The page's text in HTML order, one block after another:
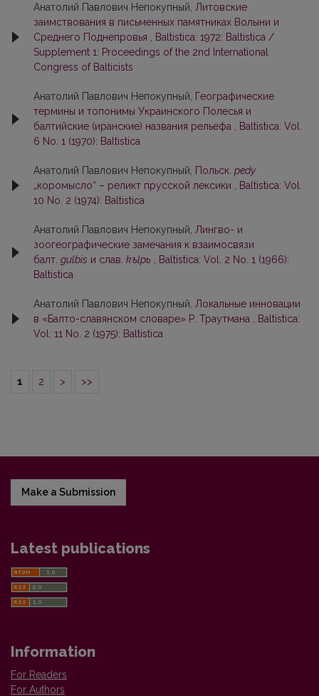
Анатолий Павлович Непокупный, Литовские
заимствования в письменных памятниках Волыни и
Среднего Поднепровья
Baltistica: 1972: Baltistica /
Supplement 1: Proceedings of the 2nd International
Congress of Balticists
Анатолий Павлович Непокупный,
Географические
термины и топонимы Украинского Полесья и
балтийские (иранские) названия рельефа
Baltistica: Vol.
6 No. 1 (1970): Baltistica
Анатолий Павлович Непокупный, Польск. pedy
„коромысло“ – реликт прусской лексики
Baltistica: Vol.
10 No. 2 (1974): Baltistica
Анатолий Павлович Непокупный, Лингво- и
зоогеографические замечания к взаимосвязи
балт. gulbis и слав. kъlpь
Baltistica: Vol. 2 No. 1 (1966):
Baltistica
Анатолий Павлович Непокупный, Локальные инновации
в «Балто-славянском словаре» Р. Траутмана
Baltistica:
Vol. 11 No. 2 (1975): Baltistica
1 2 > >>
Make a Submission
Latest publications
Information
For Readers
For Authors